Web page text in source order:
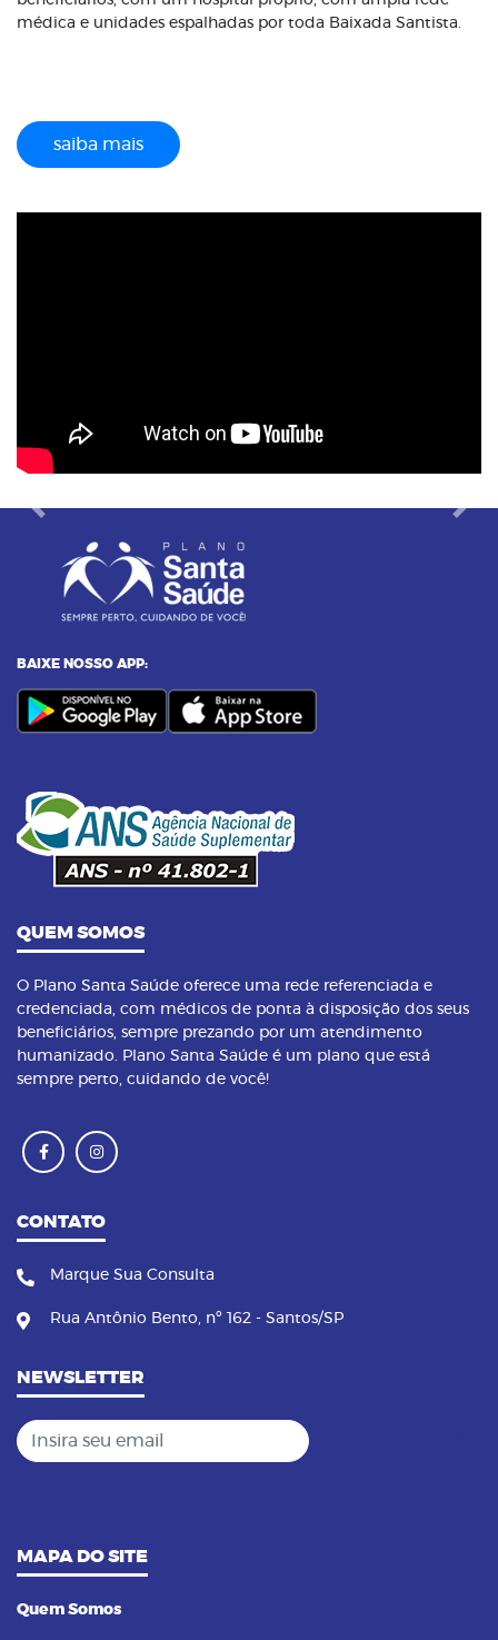
médica e unidades espalhadas por toda Baixada Santista.
saiba mais
Previous Next
BAIXE NOSSO APP:
QUEM SOMOS
O Plano Santa Saúde oferece uma rede referenciada e
credenciada, com médicos de ponta à disposição dos seus
beneficiários, sempre prezando por um atendimento
humanizado. Plano Santa Saúde é um plano que está
sempre perto, cuidando de você!
CONTATO
Marque Sua Consulta
Rua Antônio Bento, nº 162 - Santos/SP
NEWSLETTER
Insira seu email
MAPA DO SITE
Quem Somos